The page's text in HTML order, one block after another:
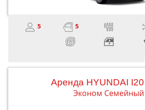
5 5
Aренда HYUNDAI I20
Эконом Семейный